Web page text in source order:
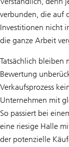
verbunden, die auf
Investitionen nicht
die ganze Arbeit
Tatsächlich bleiben
Bewertung
Verkaufsprozess
Unternehmen mit
So passiert bei
eine riesige Halle
der potenzielle